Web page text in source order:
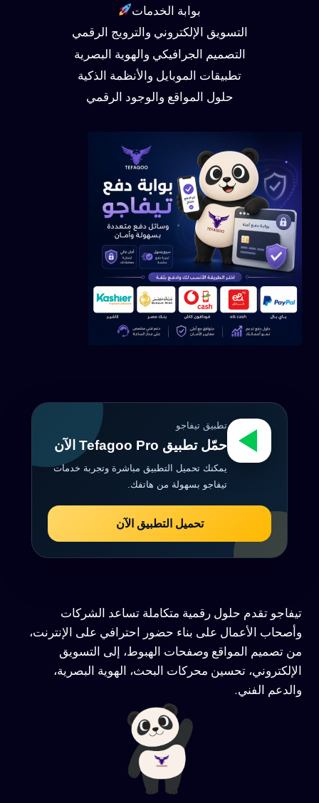
بوابة الخدمات
التسويق الإلكتروني والترويج الرقمي
التصميم الجرافيكي والهوية البصرية
تطبيقات الموبايل والأنظمة الذكية
حلول المواقع والوجود الرقمي
تطبيق تيفاجو
حمّل تطبيق Tefagoo Pro الآن
يمكنك تحميل التطبيق مباشرة وتجربة خدمات
تيفاجو بسهولة من هاتفك.
تحميل التطبيق الآن
تيفاجو تقدم حلول رقمية متكاملة تساعد الشركات
وأصحاب الأعمال على بناء حضور احترافي على الإنترنت،
من تصميم المواقع وصفحات الهبوط، إلى التسويق
الإلكتروني، تحسين محركات البحث، الهوية البصرية،
والدعم الفني.